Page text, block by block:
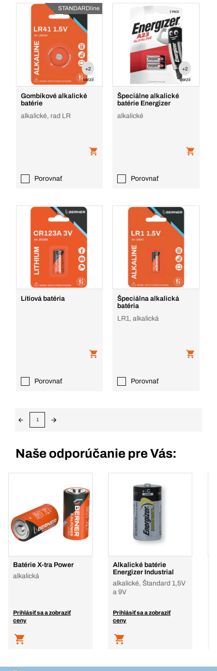
STANDARDline
+2
verzií
Gombíkové alkalické
batérie
alkalické, rad LR
Porovnať
+2
verzií
Špeciálne alkalické
batérie Energizer
alkalické
Porovnať
Lítiová batéria
Porovnať
Špeciálna alkalická
batéria
LR1, alkalická
Porovnať
1
Naše odporúčanie pre Vás:
Batérie X-tra Power
alkalická
Prihlásiť sa a zobraziť
ceny
Alkalické batérie
Energizer Industrial
alkalické, Štandard 1,5V
a 9V
Prihlásiť sa a zobraziť
ceny